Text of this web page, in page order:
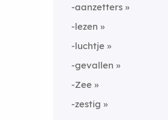
-aanzetters
-lezen
-luchtje
-gevallen
-Zee
-zestig